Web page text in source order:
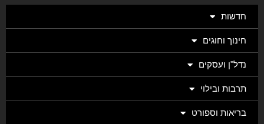
חדשות
חינוך וחוגים
נדל"ן ועסקים
תרבות ובילוי
בריאות וספורט